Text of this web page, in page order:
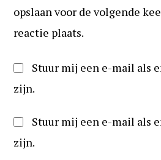
reageren
(optioneel)
opslaan voor de volgende
reactie plaats.
Stuur mij een e-mail als
zijn.
Stuur mij een e-mail als
zijn.